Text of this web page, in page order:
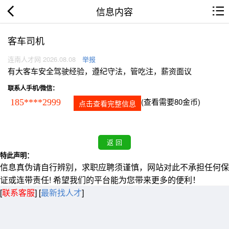
信息内容
客车司机
连南人才网 2026.08.08 举报
有大客车安全驾驶经验，遵纪守法，管吃注，薪资面议
联系人手机/微信：
185****2999 点击查看完整信息 (查看需要80金币)
特此声明：
信息真伪请自行辨别，求职应聘须谨慎，网站对此不承担任何保
证或连带责任! 希望我们的平台能为您带来更多的便利！
[联系客服] [最新找人才]